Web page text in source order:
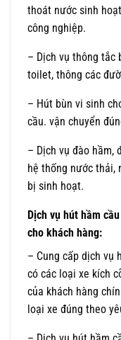
thoát nước sinh
công nghiệp.
– Dịch vụ thông tắc
toilet, thông các
– Hút bùn vi sinh
cầu. vận chuyển
– Dịch vụ đào hầm,
hệ thống nước thải,
bị sinh hoạt.
Dịch vụ hút hầm
cho khách hàng:
– Cung cấp dịch vụ
có các loại xe kích
của khách hàng
loại xe đúng theo